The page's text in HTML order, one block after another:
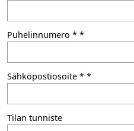
Puhelinnumero *
Sähköpostiosoite *
Tilan tunniste